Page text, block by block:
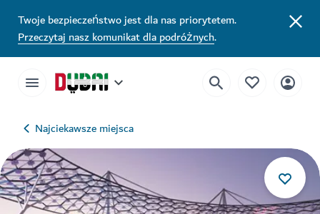
Twoje bezpieczeństwo jest dla nas priorytetem.
Przeczytaj nasz komunikat dla podróżnych.
Najciekawsze miejsca